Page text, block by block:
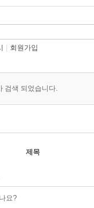
회원가입
검색 되었습니다.
제목
요?